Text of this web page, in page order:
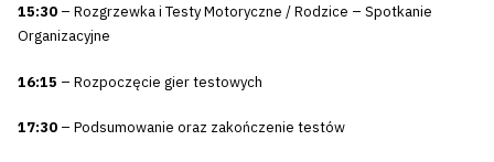
15:30 – Rozgrzewka i Testy Motoryczne / Rodzice – Spotkanie
Organizacyjne
16:15 – Rozpoczęcie gier testowych
17:30 – Podsumowanie oraz zakończenie testów